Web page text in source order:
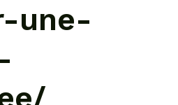
une-